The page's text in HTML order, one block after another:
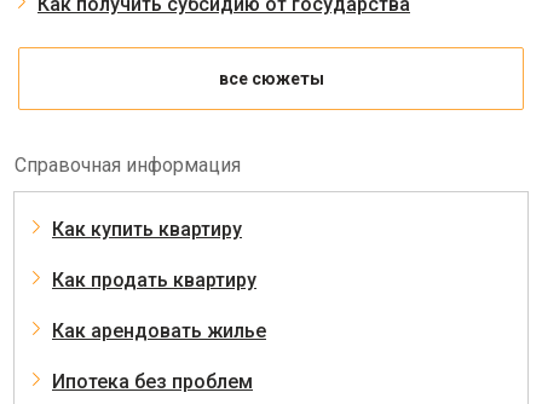
все сюжеты
Справочная информация
Как купить квартиру
Как продать квартиру
Как арендовать жилье
Ипотека без проблем